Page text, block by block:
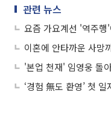
관련 뉴스
'본업 천재' 임영웅 돌
‘경험 無도 환영’ 첫